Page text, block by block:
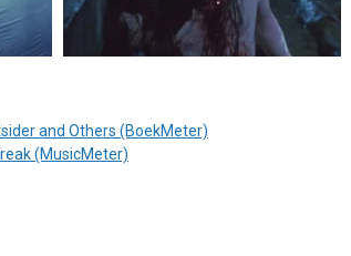
and Others (BoekMeter)
(MusicMeter)